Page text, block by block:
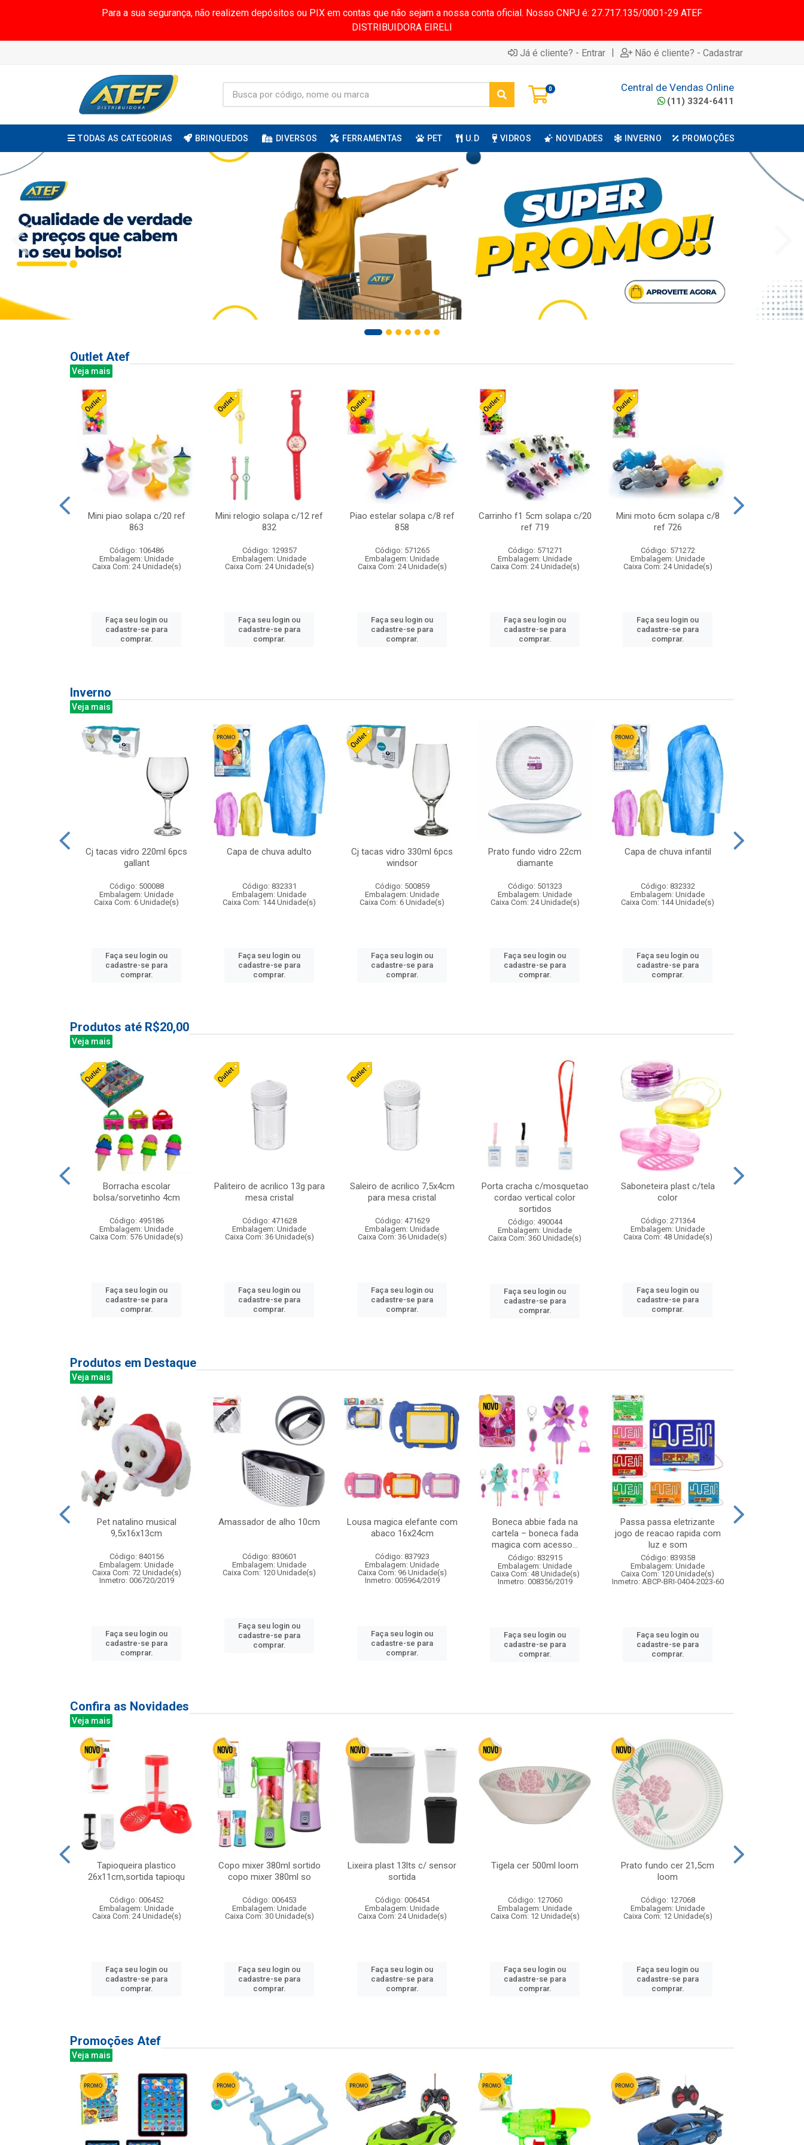
Para a sua segurança, não realizem depósitos ou PIX em contas que não sejam a nossa conta oficial. Nosso CNPJ é: 27.717.135/0001-29 ATEF
DISTRIBUIDORA EIRELI
Já é cliente? - Entrar | Não é cliente? - Cadastrar
0 Central de Vendas Online
(11) 3324-6411
TODAS AS CATEGORIAS BRINQUEDOS DIVERSOS FERRAMENTAS PET U.D VIDROS NOVIDADES INVERNO PROMOÇÕES
Outlet Atef
Veja mais
Mini piao solapa c/20 ref
863
Código: 106486
Embalagem: Unidade
Caixa Com: 24 Unidade(s)
Faça seu login ou
cadastre-se para
comprar.
Mini relogio solapa c/12 ref
832
Código: 129357
Embalagem: Unidade
Caixa Com: 24 Unidade(s)
Faça seu login ou
cadastre-se para
comprar.
Piao estelar solapa c/8 ref
858
Código: 571265
Embalagem: Unidade
Caixa Com: 24 Unidade(s)
Faça seu login ou
cadastre-se para
comprar.
Carrinho f1 5cm solapa c/20
ref 719
Código: 571271
Embalagem: Unidade
Caixa Com: 24 Unidade(s)
Faça seu login ou
cadastre-se para
comprar.
Mini moto 6cm solapa c/8
ref 726
Código: 571272
Embalagem: Unidade
Caixa Com: 24 Unidade(s)
Faça seu login ou
cadastre-se para
comprar.
Inverno
Veja mais
Cj tacas vidro 220ml 6pcs
gallant
Código: 500088
Embalagem: Unidade
Caixa Com: 6 Unidade(s)
Faça seu login ou
cadastre-se para
comprar.
Capa de chuva adulto
Código: 832331
Embalagem: Unidade
Caixa Com: 144 Unidade(s)
Faça seu login ou
cadastre-se para
comprar.
Cj tacas vidro 330ml 6pcs
windsor
Código: 500859
Embalagem: Unidade
Caixa Com: 6 Unidade(s)
Faça seu login ou
cadastre-se para
comprar.
Prato fundo vidro 22cm
diamante
Código: 501323
Embalagem: Unidade
Caixa Com: 24 Unidade(s)
Faça seu login ou
cadastre-se para
comprar.
Capa de chuva infantil
Código: 832332
Embalagem: Unidade
Caixa Com: 144 Unidade(s)
Faça seu login ou
cadastre-se para
comprar.
Produtos até R$20,00
Veja mais
Borracha escolar
bolsa/sorvetinho 4cm
Código: 495186
Embalagem: Unidade
Caixa Com: 576 Unidade(s)
Faça seu login ou
cadastre-se para
comprar.
Paliteiro de acrilico 13g para
mesa cristal
Código: 471628
Embalagem: Unidade
Caixa Com: 36 Unidade(s)
Faça seu login ou
cadastre-se para
comprar.
Saleiro de acrilico 7,5x4cm
para mesa cristal
Código: 471629
Embalagem: Unidade
Caixa Com: 36 Unidade(s)
Faça seu login ou
cadastre-se para
comprar.
Porta cracha c/mosquetao
cordao vertical color
sortidos
Código: 490044
Embalagem: Unidade
Caixa Com: 360 Unidade(s)
Faça seu login ou
cadastre-se para
comprar.
Saboneteira plast c/tela
color
Código: 271364
Embalagem: Unidade
Caixa Com: 48 Unidade(s)
Faça seu login ou
cadastre-se para
comprar.
Produtos em Destaque
Veja mais
Pet natalino musical
9,5x16x13cm
Código: 840156
Embalagem: Unidade
Caixa Com: 72 Unidade(s)
Inmetro: 006720/2019
Faça seu login ou
cadastre-se para
comprar.
Amassador de alho 10cm
Código: 830601
Embalagem: Unidade
Caixa Com: 120 Unidade(s)
Faça seu login ou
cadastre-se para
comprar.
Lousa magica elefante com
abaco 16x24cm
Código: 837923
Embalagem: Unidade
Caixa Com: 96 Unidade(s)
Inmetro: 005964/2019
Faça seu login ou
cadastre-se para
comprar.
Boneca abbie fada na
cartela – boneca fada
magica com acesso...
Código: 832915
Embalagem: Unidade
Caixa Com: 48 Unidade(s)
Inmetro: 008356/2019
Faça seu login ou
cadastre-se para
comprar.
Passa passa eletrizante
jogo de reacao rapida com
luz e som
Código: 839358
Embalagem: Unidade
Caixa Com: 120 Unidade(s)
Inmetro: ABCP-BRI-0404-2023-60
Faça seu login ou
cadastre-se para
comprar.
Confira as Novidades
Veja mais
Tapioqueira plastico
26x11cm,sortida tapioqu
Código: 006452
Embalagem: Unidade
Caixa Com: 24 Unidade(s)
Faça seu login ou
cadastre-se para
comprar.
Copo mixer 380ml sortido
copo mixer 380ml so
Código: 006453
Embalagem: Unidade
Caixa Com: 30 Unidade(s)
Faça seu login ou
cadastre-se para
comprar.
Lixeira plast 13lts c/ sensor
sortida
Código: 006454
Embalagem: Unidade
Caixa Com: 24 Unidade(s)
Faça seu login ou
cadastre-se para
comprar.
Tigela cer 500ml loom
Código: 127060
Embalagem: Unidade
Caixa Com: 12 Unidade(s)
Faça seu login ou
cadastre-se para
comprar.
Prato fundo cer 21,5cm
loom
Código: 127068
Embalagem: Unidade
Caixa Com: 12 Unidade(s)
Faça seu login ou
cadastre-se para
comprar.
Promoções Atef
Veja mais